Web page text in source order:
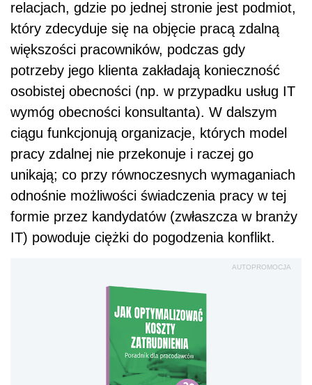
relacjach, gdzie po jednej stronie jest podmiot,
który zdecyduje się na objęcie pracą zdalną
większości pracowników, podczas gdy
potrzeby jego klienta zakładają konieczność
osobistej obecności (np. w przypadku usług IT
wymóg obecności konsultanta). W dalszym
ciągu funkcjonują organizacje, których model
pracy zdalnej nie przekonuje i raczej go
unikają; co przy równoczesnych wymaganiach
odnośnie możliwości świadczenia pracy w tej
formie przez kandydatów (zwłaszcza w branży
IT) powoduje ciężki do pogodzenia konflikt.
AUTOPROMOCJA